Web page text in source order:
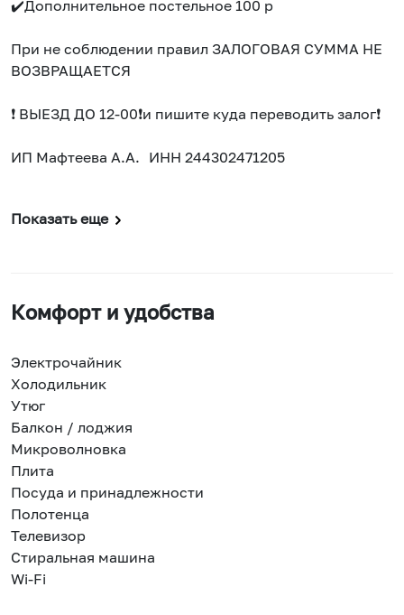
✔️Дополнительное постельное 100 р
При не соблюдении правил ЗАЛОГОВАЯ СУММА НЕ
ВОЗВРАЩАЕТСЯ
❗ ВЫЕЗД ДО 12-00❗и пишите куда переводить залог❗️
ИП Мафтеева А.А. ИНН 244302471205
Показать еще
Комфорт и удобства
Электрочайник
Холодильник
Утюг
Балкон / лоджия
Микроволновка
Плита
Посуда и принадлежности
Полотенца
Телевизор
Стиральная машина
Wi-Fi